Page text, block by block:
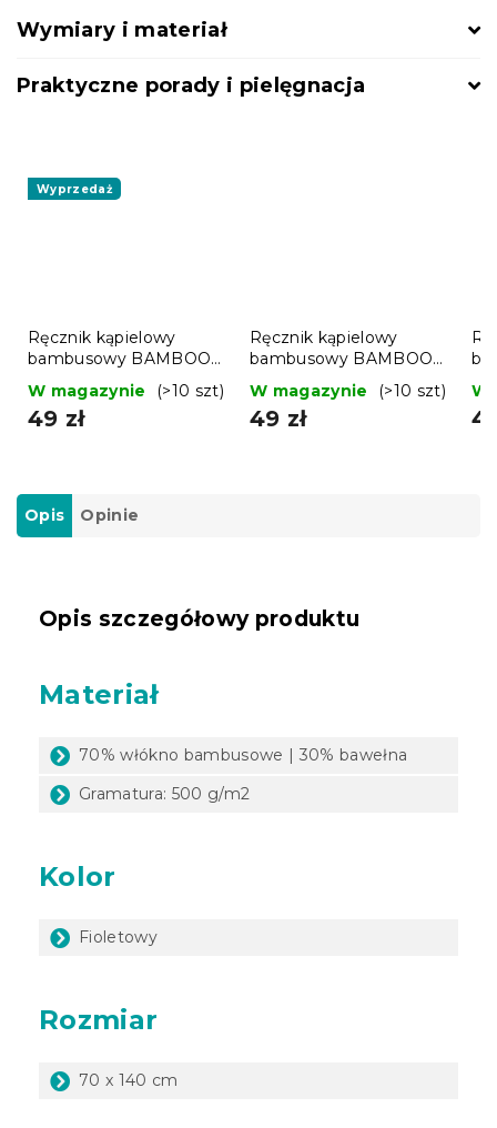
Wymiary i materiał
Praktyczne porady i pielęgnacja
Wyprzedaż
Ręcznik kąpielowy
bambusowy BAMBOO
70x140 cm zielony, 70%
bambus | 30% bawełna
W magazynie (>10 szt)
49 zł
Ręcznik kąpielowy
bambusowy BAMBOO
70x140 cm bordowy,
70% bambus | 30%
bawełna
W magazynie (>10 szt)
49 zł
W
Opis Opinie
Opis szczegółowy produktu
Materiał
70% włókno bambusowe | 30% bawełna
Gramatura: 500 g/m2
Kolor
Fioletowy
Rozmiar
70 x 140 cm